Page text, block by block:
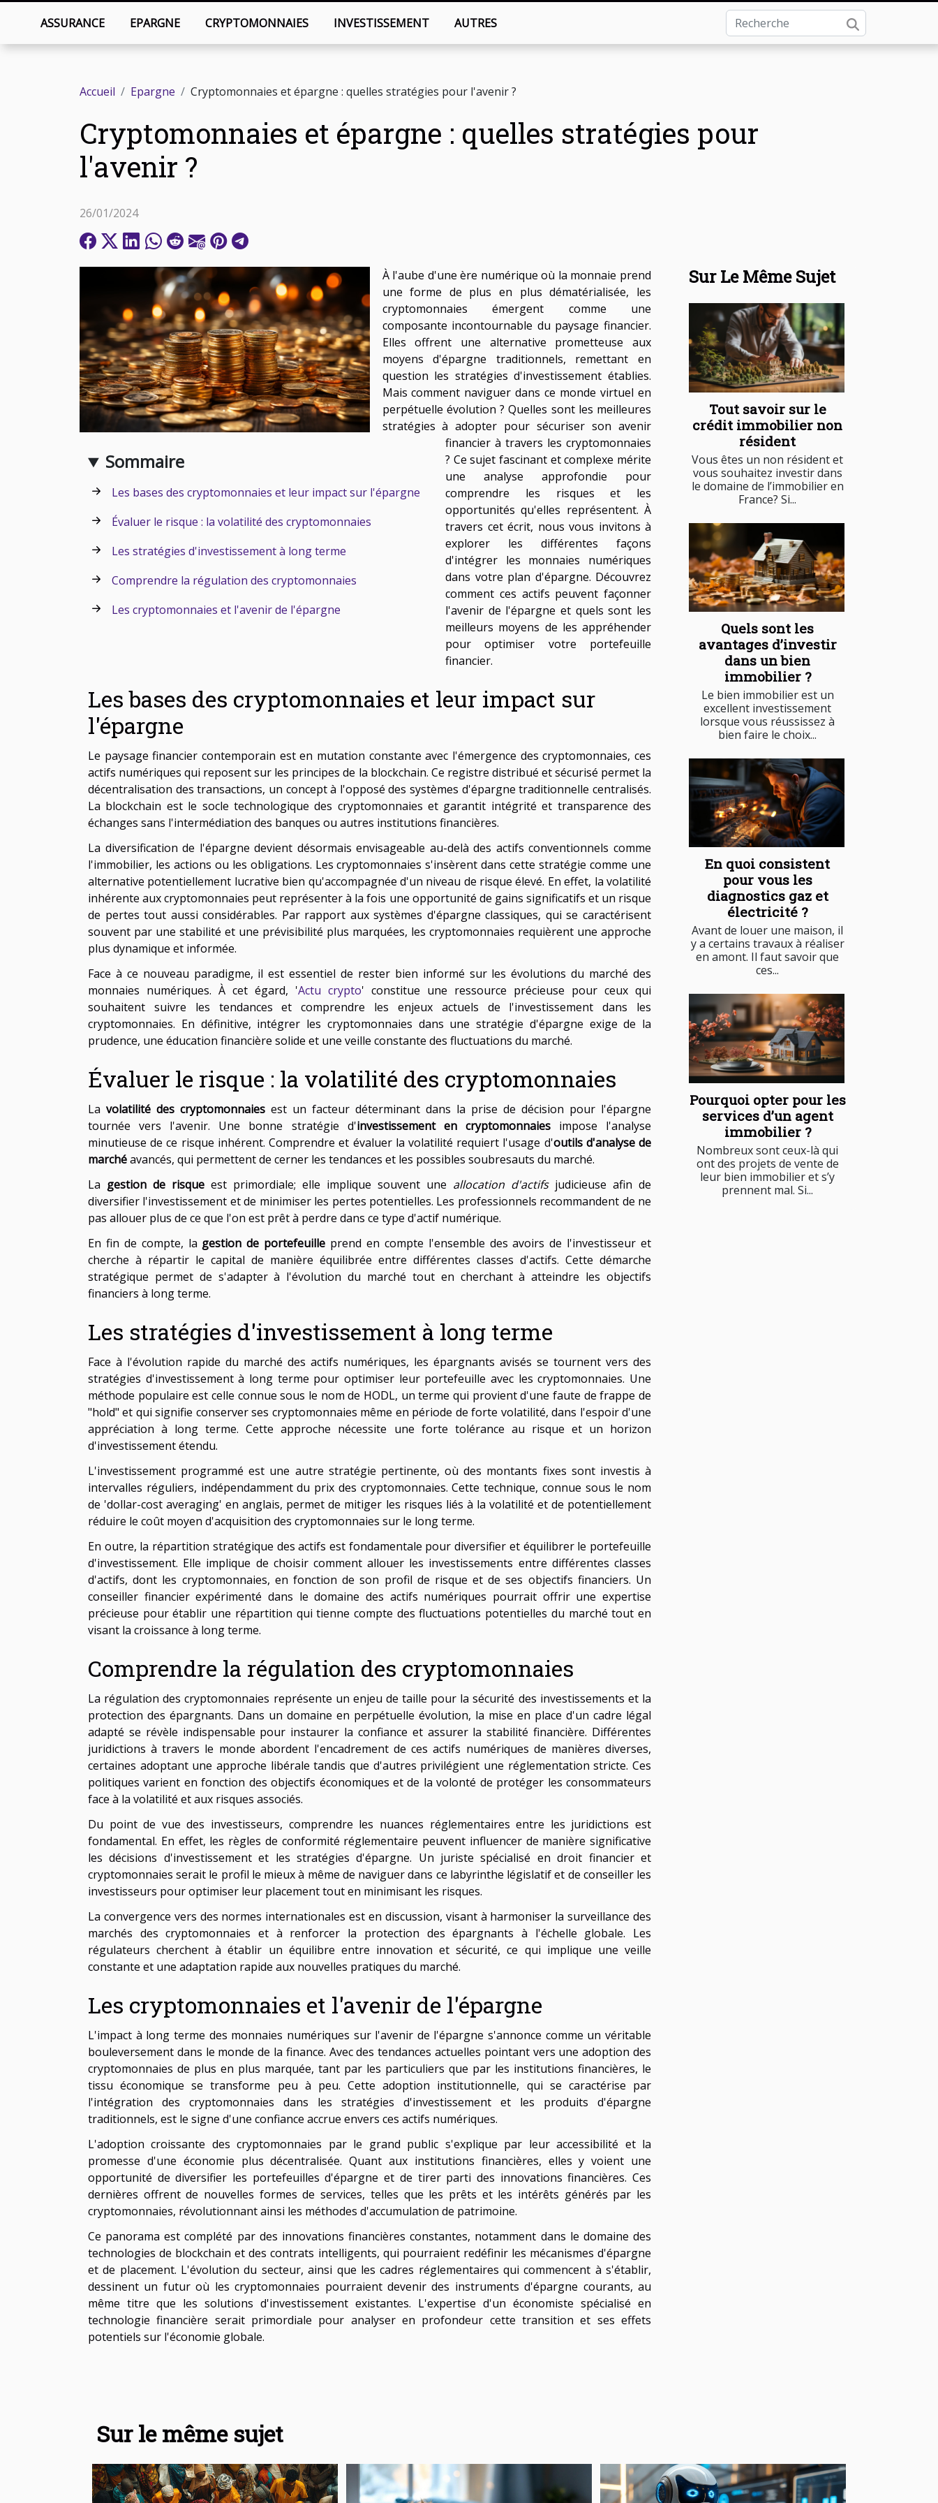
ASSURANCE EPARGNE CRYPTOMONNAIES INVESTISSEMENT AUTRES
Accueil Epargne Cryptomonnaies et épargne : quelles stratégies pour l'avenir ?
Cryptomonnaies et épargne : quelles stratégies pour
l'avenir ?
26/01/2024
Sommaire
Les bases des cryptomonnaies et leur impact sur l'épargne
Évaluer le risque : la volatilité des cryptomonnaies
Les stratégies d'investissement à long terme
Comprendre la régulation des cryptomonnaies
Les cryptomonnaies et l'avenir de l'épargne
À l'aube d'une ère numérique où la monnaie prend
une forme de plus en plus dématérialisée, les
cryptomonnaies émergent comme une
composante incontournable du paysage financier.
Elles offrent une alternative prometteuse aux
moyens d'épargne traditionnels, remettant en
question les stratégies d'investissement établies.
Mais comment naviguer dans ce monde virtuel en
perpétuelle évolution ? Quelles sont les meilleures
stratégies à adopter pour sécuriser son avenir
financier à travers les cryptomonnaies
? Ce sujet fascinant et complexe mérite
une analyse approfondie pour
comprendre les risques et les
opportunités qu'elles représentent. À
travers cet écrit, nous vous invitons à
explorer les différentes façons
d'intégrer les monnaies numériques
dans votre plan d'épargne. Découvrez
comment ces actifs peuvent façonner
l'avenir de l'épargne et quels sont les
meilleurs moyens de les appréhender
pour optimiser votre portefeuille
financier.
Les bases des cryptomonnaies et leur impact sur
l'épargne
Le paysage financier contemporain est en mutation constante avec l'émergence des cryptomonnaies, ces
actifs numériques qui reposent sur les principes de la blockchain. Ce registre distribué et sécurisé permet la
décentralisation des transactions, un concept à l'opposé des systèmes d'épargne traditionnelle centralisés.
La blockchain est le socle technologique des cryptomonnaies et garantit intégrité et transparence des
échanges sans l'intermédiation des banques ou autres institutions financières.
La diversification de l'épargne devient désormais envisageable au-delà des actifs conventionnels comme
l'immobilier, les actions ou les obligations. Les cryptomonnaies s'insèrent dans cette stratégie comme une
alternative potentiellement lucrative bien qu'accompagnée d'un niveau de risque élevé. En effet, la volatilité
inhérente aux cryptomonnaies peut représenter à la fois une opportunité de gains significatifs et un risque
de pertes tout aussi considérables. Par rapport aux systèmes d'épargne classiques, qui se caractérisent
souvent par une stabilité et une prévisibilité plus marquées, les cryptomonnaies requièrent une approche
plus dynamique et informée.
Face à ce nouveau paradigme, il est essentiel de rester bien informé sur les évolutions du marché des
monnaies numériques. À cet égard, 'Actu crypto' constitue une ressource précieuse pour ceux qui
souhaitent suivre les tendances et comprendre les enjeux actuels de l'investissement dans les
cryptomonnaies. En définitive, intégrer les cryptomonnaies dans une stratégie d'épargne exige de la
prudence, une éducation financière solide et une veille constante des fluctuations du marché.
Évaluer le risque : la volatilité des cryptomonnaies
La volatilité des cryptomonnaies est un facteur déterminant dans la prise de décision pour l'épargne
tournée vers l'avenir. Une bonne stratégie d'investissement en cryptomonnaiesimpose l'analyse
minutieuse de ce risque inhérent. Comprendre et évaluer la volatilité requiert l'usage d'outils d'analyse de
marchéavancés, qui permettent de cerner les tendances et les possibles soubresauts du marché.
La gestion de risque est primordiale; elle implique souvent une allocation d'actifsjudicieuse afin de
diversifier l'investissement et de minimiser les pertes potentielles. Les professionnels recommandent de ne
pas allouer plus de ce que l'on est prêt à perdre dans ce type d'actif numérique.
En fin de compte, la gestion de portefeuille prend en compte l'ensemble des avoirs de l'investisseur et
cherche à répartir le capital de manière équilibrée entre différentes classes d'actifs. Cette démarche
stratégique permet de s'adapter à l'évolution du marché tout en cherchant à atteindre les objectifs
financiers à long terme.
Les stratégies d'investissement à long terme
Face à l'évolution rapide du marché des actifs numériques, les épargnants avisés se tournent vers des
stratégies d'investissement à long terme pour optimiser leur portefeuille avec les cryptomonnaies. Une
méthode populaire est celle connue sous le nom de HODL, un terme qui provient d'une faute de frappe de
"hold" et qui signifie conserver ses cryptomonnaies même en période de forte volatilité, dans l'espoir d'une
appréciation à long terme. Cette approche nécessite une forte tolérance au risque et un horizon
d'investissement étendu.
L'investissement programmé est une autre stratégie pertinente, où des montants fixes sont investis à
intervalles réguliers, indépendamment du prix des cryptomonnaies. Cette technique, connue sous le nom
de 'dollar-cost averaging' en anglais, permet de mitiger les risques liés à la volatilité et de potentiellement
réduire le coût moyen d'acquisition des cryptomonnaies sur le long terme.
En outre, la répartition stratégique des actifs est fondamentale pour diversifier et équilibrer le portefeuille
d'investissement. Elle implique de choisir comment allouer les investissements entre différentes classes
d'actifs, dont les cryptomonnaies, en fonction de son profil de risque et de ses objectifs financiers. Un
conseiller financier expérimenté dans le domaine des actifs numériques pourrait offrir une expertise
précieuse pour établir une répartition qui tienne compte des fluctuations potentielles du marché tout en
visant la croissance à long terme.
Comprendre la régulation des cryptomonnaies
La régulation des cryptomonnaies représente un enjeu de taille pour la sécurité des investissements et la
protection des épargnants. Dans un domaine en perpétuelle évolution, la mise en place d'un cadre légal
adapté se révèle indispensable pour instaurer la confiance et assurer la stabilité financière. Différentes
juridictions à travers le monde abordent l'encadrement de ces actifs numériques de manières diverses,
certaines adoptant une approche libérale tandis que d'autres privilégient une réglementation stricte. Ces
politiques varient en fonction des objectifs économiques et de la volonté de protéger les consommateurs
face à la volatilité et aux risques associés.
Du point de vue des investisseurs, comprendre les nuances réglementaires entre les juridictions est
fondamental. En effet, les règles de conformité réglementaire peuvent influencer de manière significative
les décisions d'investissement et les stratégies d'épargne. Un juriste spécialisé en droit financier et
cryptomonnaies serait le profil le mieux à même de naviguer dans ce labyrinthe législatif et de conseiller les
investisseurs pour optimiser leur placement tout en minimisant les risques.
La convergence vers des normes internationales est en discussion, visant à harmoniser la surveillance des
marchés des cryptomonnaies et à renforcer la protection des épargnants à l'échelle globale. Les
régulateurs cherchent à établir un équilibre entre innovation et sécurité, ce qui implique une veille
constante et une adaptation rapide aux nouvelles pratiques du marché.
Les cryptomonnaies et l'avenir de l'épargne
L'impact à long terme des monnaies numériques sur l'avenir de l'épargne s'annonce comme un véritable
bouleversement dans le monde de la finance. Avec des tendances actuelles pointant vers une adoption des
cryptomonnaies de plus en plus marquée, tant par les particuliers que par les institutions financières, le
tissu économique se transforme peu à peu. Cette adoption institutionnelle, qui se caractérise par
l'intégration des cryptomonnaies dans les stratégies d'investissement et les produits d'épargne
traditionnels, est le signe d'une confiance accrue envers ces actifs numériques.
L'adoption croissante des cryptomonnaies par le grand public s'explique par leur accessibilité et la
promesse d'une économie plus décentralisée. Quant aux institutions financières, elles y voient une
opportunité de diversifier les portefeuilles d'épargne et de tirer parti des innovations financières. Ces
dernières offrent de nouvelles formes de services, telles que les prêts et les intérêts générés par les
cryptomonnaies, révolutionnant ainsi les méthodes d'accumulation de patrimoine.
Ce panorama est complété par des innovations financières constantes, notamment dans le domaine des
technologies de blockchain et des contrats intelligents, qui pourraient redéfinir les mécanismes d'épargne
et de placement. L'évolution du secteur, ainsi que les cadres réglementaires qui commencent à s'établir,
dessinent un futur où les cryptomonnaies pourraient devenir des instruments d'épargne courants, au
même titre que les solutions d'investissement existantes. L'expertise d'un économiste spécialisé en
technologie financière serait primordiale pour analyser en profondeur cette transition et ses effets
potentiels sur l'économie globale.
Sur Le Même Sujet
Tout savoir sur le
crédit immobilier non
résident
Vous êtes un non résident et
vous souhaitez investir dans
le domaine de l’immobilier en
France? Si...
Quels sont les
avantages d’investir
dans un bien
immobilier ?
Le bien immobilier est un
excellent investissement
lorsque vous réussissez à
bien faire le choix...
En quoi consistent
pour vous les
diagnostics gaz et
électricité ?
Avant de louer une maison, il
y a certains travaux à réaliser
en amont. Il faut savoir que
ces...
Pourquoi opter pour les
services d’un agent
immobilier ?
Nombreux sont ceux-là qui
ont des projets de vente de
leur bien immobilier et s’y
prennent mal. Si...
Sur le même sujet